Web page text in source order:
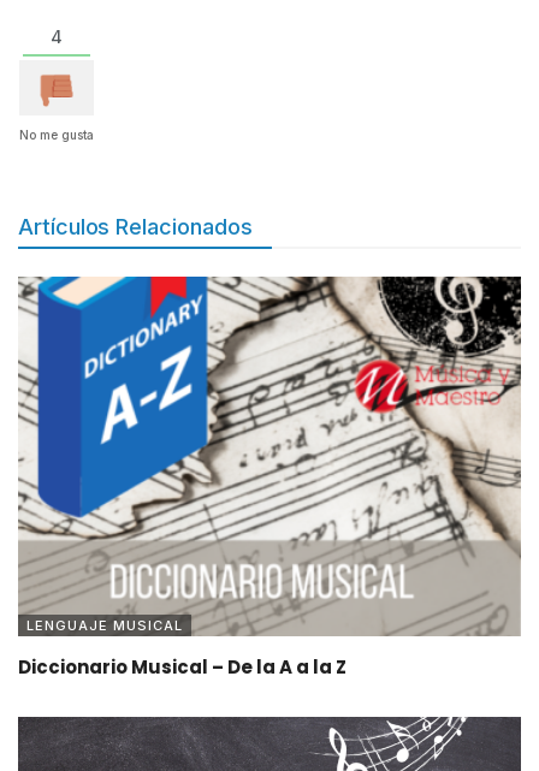
4
No me gusta
Artículos Relacionados
LENGUAJE MUSICAL
Diccionario Musical – De la A a la Z